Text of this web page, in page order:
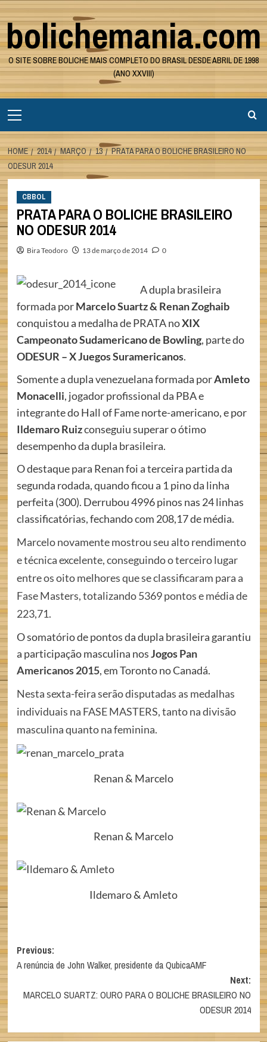
Skip
to
content
bolichemania.com
O SITE SOBRE BOLICHE MAIS COMPLETO DO BRASIL DESDE ABRIL DE 1998
(ANO XXVIII)
Menu
HOME 2014 MARÇO 13
PRATA PARA O BOLICHE BRASILEIRO NO
ODESUR 2014
CBBOL
PRATA PARA O BOLICHE BRASILEIRO
NO ODESUR 2014
Bira Teodoro 13 de março de 2014 0
A dupla brasileira
formada porMarcelo Suartz & Renan Zoghaib
conquistou a medalha de PRATA noXIX
Campeonato Sudamericano de Bowling, parte do
ODESUR – X Juegos Suramericanos.
Somente a dupla venezuelana formada porAmleto
Monacelli, jogador profissional da PBA e
integrante do Hall of Fame norte-americano, e por
Ildemaro Ruizconseguiu superar o ótimo
desempenho da dupla brasileira.
O destaque para Renan foi a terceira partida da
segunda rodada, quando ficou a 1 pino da linha
perfeita (300). Derrubou 4996 pinos nas 24 linhas
classificatórias, fechando com 208,17 de média.
Marcelo novamente mostrou seu alto rendimento
e técnica excelente, conseguindo o terceiro lugar
entre os oito melhores que se classificaram para a
Fase Masters, totalizando 5369 pontos e média de
223,71.
O somatório de pontos da dupla brasileira garantiu
a participação masculina nosJogos Pan
Americanos 2015, em Toronto no Canadá.
Nesta sexta-feira serão disputadas as medalhas
individuais na FASE MASTERS, tanto na divisão
masculina quanto na feminina.
Renan & Marcelo
Renan & Marcelo
Ildemaro & Amleto
Post
navigation
Previous:
A renúncia de John Walker, presidente da QubicaAMF
Next:
MARCELO SUARTZ: OURO PARA O BOLICHE BRASILEIRO NO
ODESUR 2014